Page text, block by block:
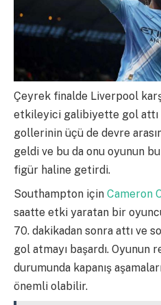
Çeyrek finalde Liverpool
etkileyici galibiyette gol attı
gollerinin üçü de devre
geldi ve bu da onu oyunun
figür haline getirdi.
Southampton için Cameron
saatte etki yaratan bir
70. dakikadan sonra attı ve
gol atmayı başardı. Oyunun
durumunda kapanış
önemli olabilir.